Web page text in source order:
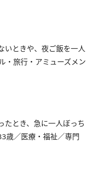
いときや、夜ご飯を一人
・旅行・アミューズメン
たとき、急に一人ぼっち
歳／医療・福祉／専門